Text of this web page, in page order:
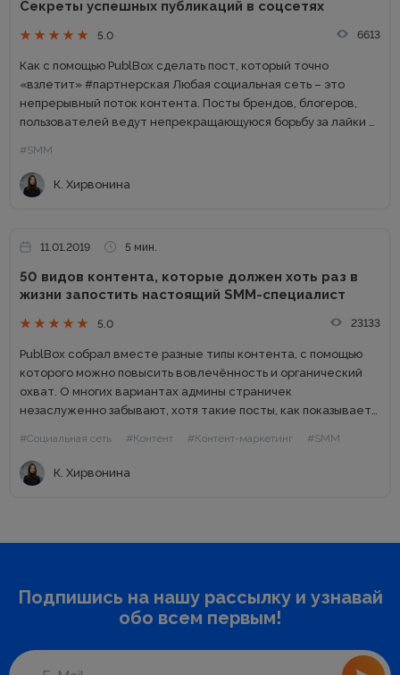
Секреты успешных публикаций в соцсетях
5.0 6613
Как с помощью PublBox сделать пост, который точно
«взлетит» #партнерская Любая социальная сеть – это
непрерывный поток контента. Посты брендов, блогеров,
пользователей ведут непрекращающуюся борьбу за лайки и
#SMM
К. Хирвонина
11.01.2019 5 мин.
50 видов контента, которые должен хоть раз в
жизни запостить настоящий SMM-специалист
5.0 23133
PublBox собрал вместе разные типы контента, с помощью
которого можно повысить вовлечённость и органический
охват. О многих вариантах админы страничек
незаслуженно забывают, хотя такие посты, как показывает
«котиках» вперемешку с рекламными постами далеко...
#Социальная сеть #Контент #Контент-маркетинг #SMM
К. Хирвонина
Подпишись на нашу рассылку и узнавай
обо всем первым!